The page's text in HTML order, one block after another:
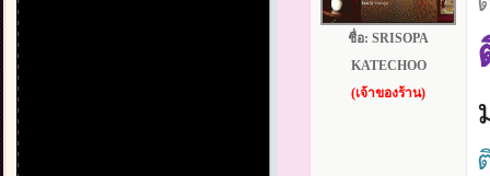
ชื่อ: SRISOPA
KATECHOO
(เจ้าของร้าน)